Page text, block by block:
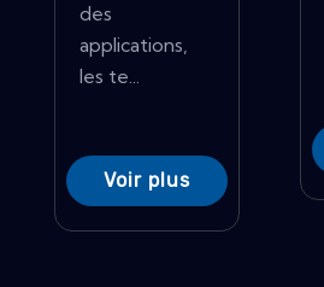
des
applications,
les te...
Voir plus